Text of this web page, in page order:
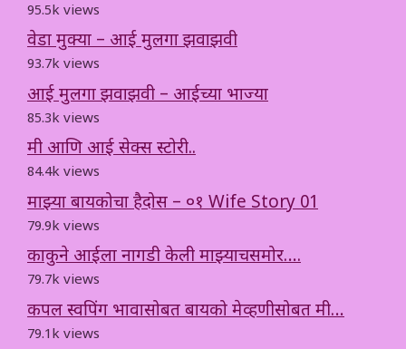
95.5k views
वेडा मुक्या – आई मुलगा झवाझवी
93.7k views
आई मुलगा झवाझवी – आईच्या भाज्या
85.3k views
मी आणि आई सेक्स स्टोरी..
84.4k views
माझ्या बायकोचा हैदोस – ०१ Wife Story 01
79.9k views
काकुने आईला नागडी केली माझ्याचसमोर….
79.7k views
कपल स्वपिंग भावासोबत बायको मेव्हणीसोबत मी…
79.1k views